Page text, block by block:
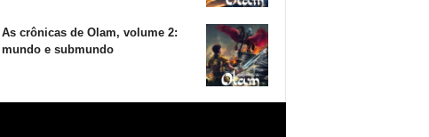
As crônicas de Olam, volume 2:
mundo e submundo